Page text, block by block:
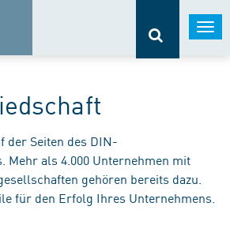
der Seiten des DIN-
Mehr als 4.000 Unternehmen mit
gehören bereits dazu.
für den Erfolg Ihres Unternehmens.